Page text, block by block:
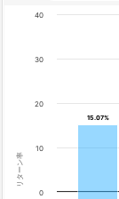
リターン率
15.07%
15.07%
0
10
20
30
40